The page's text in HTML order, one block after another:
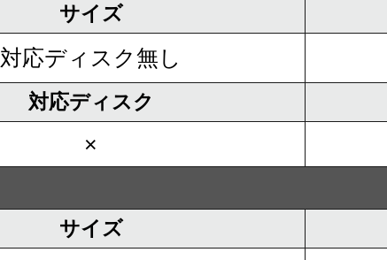
サイズ
対応ディスク無し
対応ディスク
×
サイズ